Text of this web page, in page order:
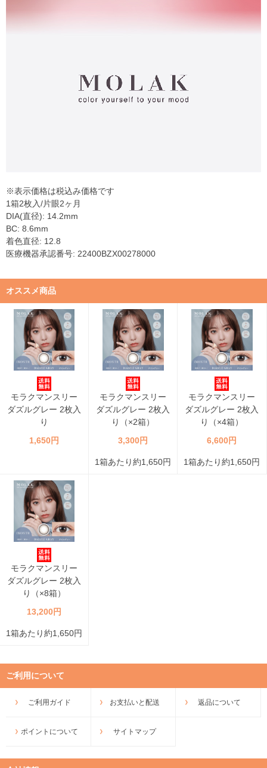
※表示価格は税込み価格です
1箱2枚入/片眼2ヶ月
DIA(直径): 14.2mm
BC: 8.6mm
着色直径: 12.8
医療機器承認番号: 22400BZX00278000
オススメ商品
モラクマンスリー
ダズルグレー 2枚入
り
1,650円
モラクマンスリー
ダズルグレー 2枚入
り（×2箱）
3,300円
1箱あたり約1,650円
モラクマンスリー
ダズルグレー 2枚入
り（×4箱）
6,600円
1箱あたり約1,650円
モラクマンスリー
ダズルグレー 2枚入
り（×8箱）
13,200円
1箱あたり約1,650円
ご利用について
ご利用ガイド お支払いと配送 返品について
ポイントについて サイトマップ